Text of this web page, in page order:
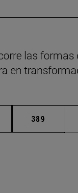
las formas
en
intermedias
Página
389